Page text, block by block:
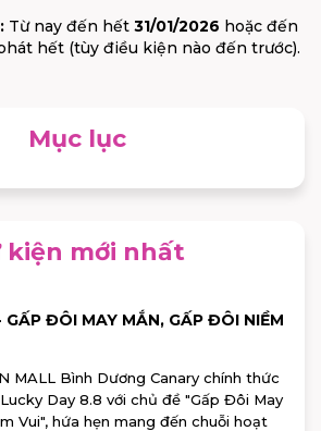
Từ nay đến hết 31/01/2026 hoặc đến
hết (tùy điều kiện nào đến trước).
Mục lục
kiện mới nhất
GẤP ĐÔI MAY MẮN, GẤP ĐÔI NIỀM
MALL Bình Dương Canary chính thức
Day 8.8 với chủ đề "Gấp Đôi May
Vui", hứa hẹn mang đến chuỗi hoạt